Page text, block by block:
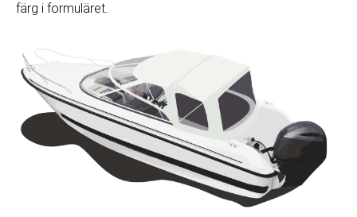
färg i formuläret.